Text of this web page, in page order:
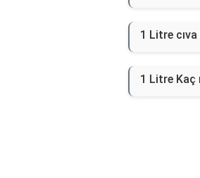
1 Litre
1 Litre Kaç